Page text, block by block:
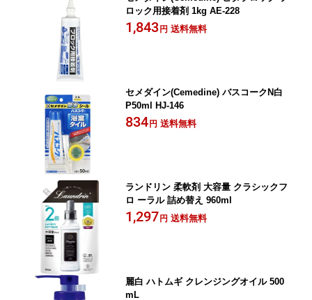
ロック用接着剤 1kg AE-228
1,843円 送料無料
セメダイン(Cemedine) バスコークN白
P50ml HJ-146
834円 送料無料
ランドリン 柔軟剤 大容量 クラシックフ
ロ ーラル 詰め替え 960ml
1,297円 送料無料
麗白 ハトムギ クレンジングオイル 500
mL